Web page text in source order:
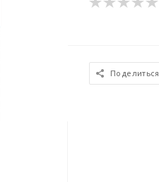
Поделиться